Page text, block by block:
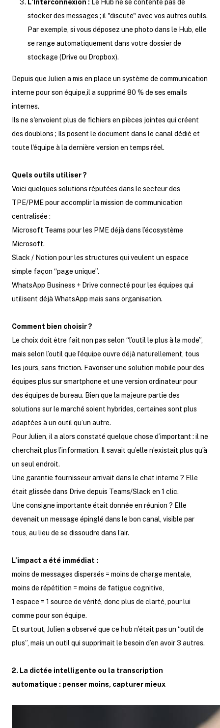
L'Interconnexion : Le Hub ne se contente pas de
stocker des messages ; il "discute" avec vos autres outils.
Par exemple, si vous déposez une photo dans le Hub, elle
se range automatiquement dans votre dossier de
stockage (Drive ou Dropbox).
Depuis que Julien a mis en place un système de communication
interne pour son équipe,il a supprimé 80 % de ses emails
internes.
Ils ne s'envoient plus de fichiers en pièces jointes qui créent
des doublons ; Ils posent le document dans le canal dédié et
toute l'équipe à la dernière version en temps réel.
Quels outils utiliser ?
Voici quelques solutions réputées dans le secteur des
TPE/PME pour accomplir la mission de communication
centralisée :
Microsoft Teams pour les PME déjà dans l’écosystème
Microsoft.
Slack / Notion pour les structures qui veulent un espace
simple façon “page unique”.
WhatsApp Business + Drive connecté pour les équipes qui
utilisent déjà WhatsApp mais sans organisation.
Comment bien choisir ?
Le choix doit être fait non pas selon “l’outil le plus à la mode”,
mais selon l’outil que l’équipe ouvre déjà naturellement, tous
les jours, sans friction. Favoriser une solution mobile pour des
équipes plus sur smartphone et une version ordinateur pour
des équipes de bureau. Bien que la majeure partie des
solutions sur le marché soient hybrides, certaines sont plus
adaptées à un outil qu’un autre.
Pour Julien, il a alors constaté quelque chose d’important : il ne
cherchait plus l’information. Il savait qu’elle n’existait plus qu’à
un seul endroit.
Une garantie fournisseur arrivait dans le chat interne ? Elle
était glissée dans Drive depuis Teams/Slack en 1 clic.
Une consigne importante était donnée en réunion ? Elle
devenait un message épinglé dans le bon canal, visible par
tous, au lieu de se dissoudre dans l’air.
L’impact a été immédiat :
moins de messages dispersés = moins de charge mentale,
moins de répétition = moins de fatigue cognitive,
1 espace = 1 source de vérité, donc plus de clarté, pour lui
comme pour son équipe.
Et surtout, Julien a observé que ce hub n’était pas un “outil de
plus”, mais un outil qui supprimait le besoin d’en avoir 3 autres.
2. La dictée intelligente ou la transcription
automatique : penser moins, capturer mieux